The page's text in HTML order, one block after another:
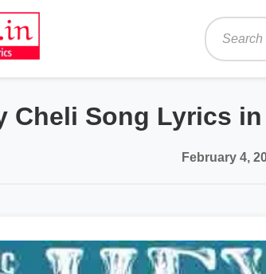
Cheli Song Lyrics
February 4,